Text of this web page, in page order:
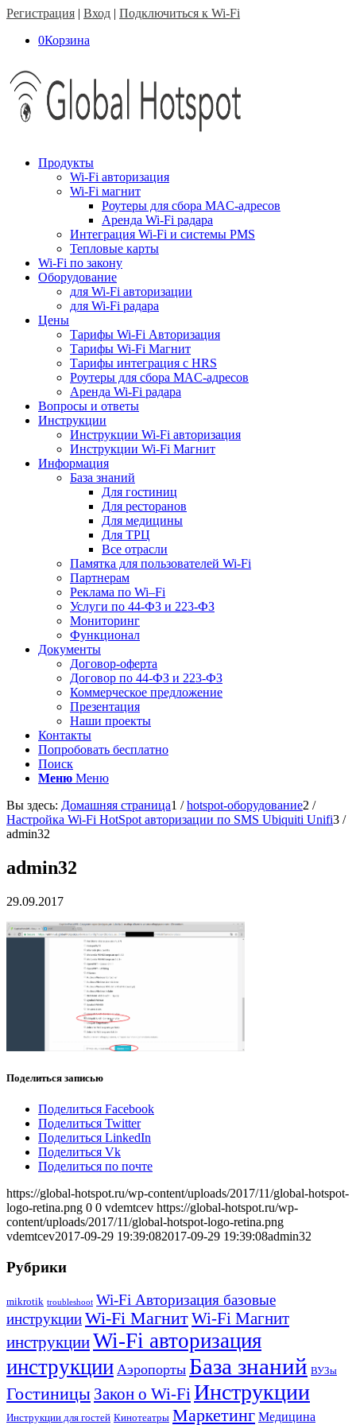
Регистрация | Вход | Подключиться к Wi-Fi
0Корзина
Продукты
Wi-Fi авторизация
Wi-Fi магнит
Роутеры для сбора MAC-адресов
Аренда Wi-Fi радара
Интеграция Wi-Fi и системы PMS
Тепловые карты
Wi-Fi по закону
Оборудование
для Wi-Fi авторизации
для Wi-Fi радара
Цены
Тарифы Wi-Fi Авторизация
Тарифы Wi-Fi Магнит
Тарифы интеграция с HRS
Роутеры для сбора MAC-адресов
Аренда Wi-Fi радара
Вопросы и ответы
Инструкции
Инструкции Wi-Fi авторизация
Инструкции Wi-Fi Магнит
Информация
База знаний
Для гостиниц
Для ресторанов
Для медицины
Для ТРЦ
Все отрасли
Памятка для пользователей Wi-Fi
Партнерам
Реклама по Wi–Fi
Услуги по 44-ФЗ и 223-ФЗ
Мониторинг
Функционал
Документы
Договор-оферта
Договор по 44-ФЗ и 223-ФЗ
Коммерческое предложение
Презентация
Наши проекты
Контакты
Попробовать бесплатно
Поиск
Меню Меню
Вы здесь: Домашняя страница1 / hotspot-оборудование2 /
Настройка Wi-Fi HotSpot авторизации по SMS Ubiquiti Unifi3 /
admin32
admin32
29.09.2017
Поделиться записью
Поделиться Facebook
Поделиться Twitter
Поделиться LinkedIn
Поделиться Vk
Поделиться по почте
https://global-hotspot.ru/wp-content/uploads/2017/11/global-hotspot-
logo-retina.png 0 0 vdemtcev https://global-hotspot.ru/wp-
content/uploads/2017/11/global-hotspot-logo-retina.png
vdemtcev2017-09-29 19:39:082017-09-29 19:39:08admin32
Рубрики
mikrotik troubleshoot Wi-Fi Авторизация базовые
инструкцииWi-Fi МагнитWi-Fi Магнит
инструкцииWi-Fi авторизация
инструкции Аэропорты База знаний ВУЗы
Гостиницы Закон о Wi-Fi Инструкции
Инструкции для гостей Кинотеатры Маркетинг Медицина